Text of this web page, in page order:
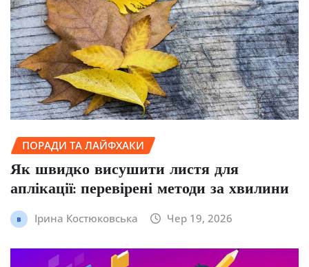
ПОРАДИ ТА ЛАЙФХАКИ
Як швидко висушити листя для
аплікації: перевірені методи за хвилини
Ірина Костюковська Чер 19, 2026